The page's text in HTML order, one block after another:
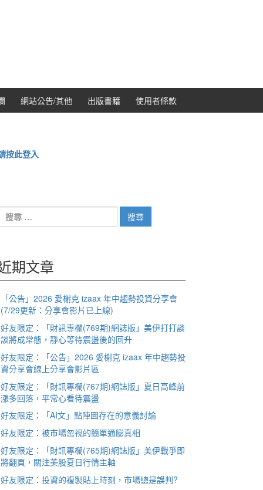
網站公告/其他 出版書籍 使用者條款
按此登入
：
期文章
「公告」2026 愛榭克 izaax 年中趨勢投資分享會
(7/29更新：分享會影片已上線)
好友限定：「財訊專欄(769期)網誌版」美伊打打談
談將成常態，靜心等待震盪後的回升
好友限定：「公告」2026 愛榭克 izaax 年中趨勢投
資分享會線上分享會影片區
好友限定：「財訊專欄(767期)網誌版」夏日高峰前
漲多回落，平常心看待震盪
好友限定：「AI文」點陣圖存在的意義討論
好友限定：被市場忽視的簡單通膨真相
好友限定：「財訊專欄(765期)網誌版」美伊戰爭即
將翻頁，關注美股夏日行情主軸
好友限定：投資的複製貼上時刻，市場總是誤判?